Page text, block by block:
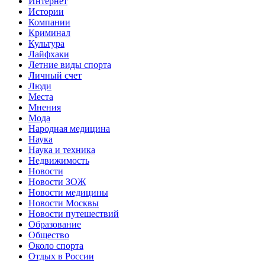
Истории
Компании
Криминал
Культура
Лайфхаки
Летние виды спорта
Личный счет
Люди
Места
Мнения
Мода
Народная медицина
Наука
Наука и техника
Недвижимость
Новости
Новости ЗОЖ
Новости медицины
Новости Москвы
Новости путешествий
Образование
Общество
Около спорта
Отдых в России